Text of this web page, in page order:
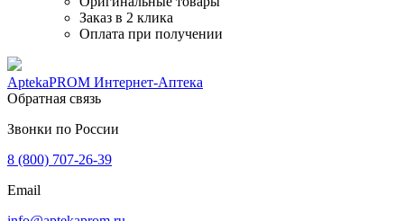
Заказ в 2 клика
Оплата при получении
AptekaPROM Интернет-Аптека
Обратная связь
Звонки по России
8 (800) 707-26-39
Email